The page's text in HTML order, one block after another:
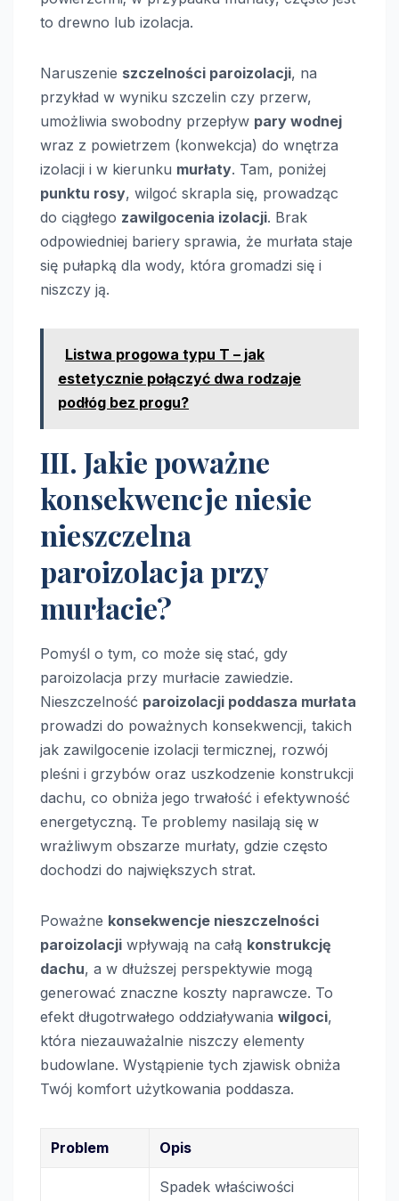
to drewno lub izolacja.
Naruszenie szczelności paroizolacji, na
przykład w wyniku szczelin czy przerw,
umożliwia swobodny przepływ pary wodnej
wraz z powietrzem (konwekcja) do wnętrza
izolacji i w kierunku murłaty. Tam, poniżej
punktu rosy, wilgoć skrapla się, prowadząc
do ciągłego zawilgocenia izolacji. Brak
odpowiedniej bariery sprawia, że murłata staje
się pułapką dla wody, która gromadzi się i
niszczy ją.
Listwa progowa typu T – jak
estetycznie połączyć dwa rodzaje
podłóg bez progu?
III. Jakie poważne
konsekwencje niesie
nieszczelna
paroizolacja przy
murłacie?
Pomyśl o tym, co może się stać, gdy
paroizolacja przy murłacie zawiedzie.
Nieszczelność paroizolacji poddasza murłata
prowadzi do poważnych konsekwencji, takich
jak zawilgocenie izolacji termicznej, rozwój
pleśni i grzybów oraz uszkodzenie konstrukcji
dachu, co obniża jego trwałość i efektywność
energetyczną. Te problemy nasilają się w
wrażliwym obszarze murłaty, gdzie często
dochodzi do największych strat.
Poważne konsekwencje nieszczelności
paroizolacji wpływają na całą konstrukcję
dachu, a w dłuższej perspektywie mogą
generować znaczne koszty naprawcze. To
efekt długotrwałego oddziaływania wilgoci,
która niezauważalnie niszczy elementy
budowlane. Wystąpienie tych zjawisk obniża
Twój komfort użytkowania poddasza.
Problem Opis
Spadek właściwości